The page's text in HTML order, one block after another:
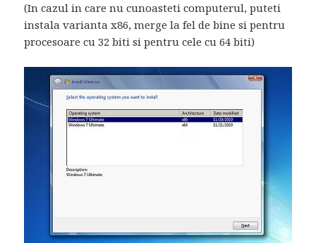
(In cazul in care nu cunoasteti computerul, puteti
instala varianta x86, merge la fel de bine si pentru
procesoare cu 32 biti si pentru cele cu 64 biti)